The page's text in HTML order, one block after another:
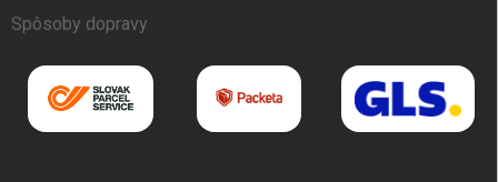
Spôsoby dopravy